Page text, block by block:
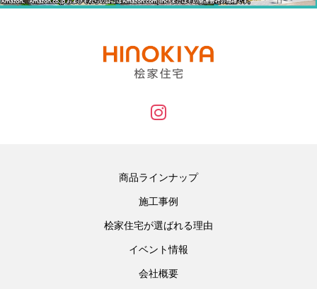
商品ラインナップ
施工事例
桧家住宅が選ばれる理由
イベント情報
会社概要